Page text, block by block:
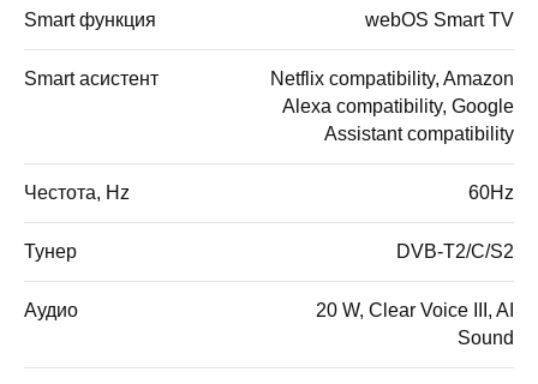
Smart функция webOS Smart TV
Smart асистент
Netflix compatibility, Amazon
Alexa compatibility, Google
Assistant compatibility
Честота, Hz 60Hz
Тунер DVB-T2/C/S2
Аудио
20 W, Clear Voice III, AI
Sound